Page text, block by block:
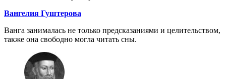
Вангелия Гуштерова
Ванга занималась не только предсказаниями и целительством,
также она свободно могла читать сны.